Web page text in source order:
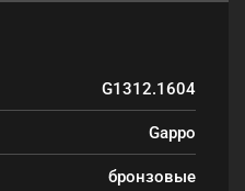
G1312.1604
Gappo
бронзовые